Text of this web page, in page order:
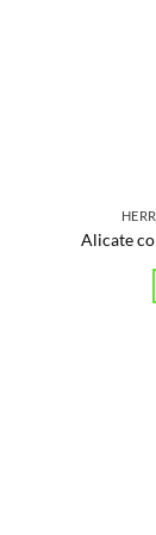
Alicate